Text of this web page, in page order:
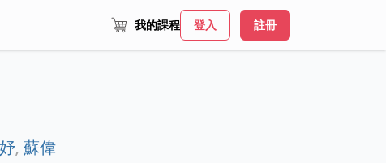
我的課程 登入 註冊
, 蘇偉